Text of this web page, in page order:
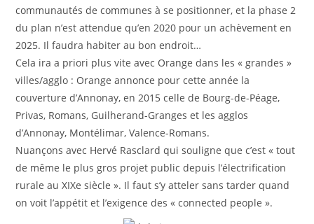
communautés de communes à se positionner, et la phase 2
du plan n’est attendue qu’en 2020 pour un achèvement en
2025. Il faudra habiter au bon endroit…
Cela ira a priori plus vite avec Orange dans les « grandes »
villes/agglo : Orange annonce pour cette année la
couverture d’Annonay, en 2015 celle de Bourg-de-Péage,
Privas, Romans, Guilherand-Granges et les agglos
d’Annonay, Montélimar, Valence-Romans.
Nuançons avec Hervé Rasclard qui souligne que c’est « tout
de même le plus gros projet public depuis l’électrification
rurale au XIXe siècle ». Il faut s’y atteler sans tarder quand
on voit l’appétit et l’exigence des « connected people ».